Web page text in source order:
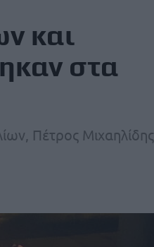
και
στα
Πέτρος Μιχαηλίδης